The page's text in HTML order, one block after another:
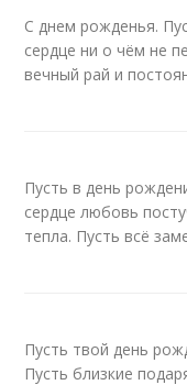
С днем рожденья.
сердце ни о чём не
вечный рай и
Пусть в день
сердце любовь
тепла. Пусть всё
Пусть твой день
Пусть близкие